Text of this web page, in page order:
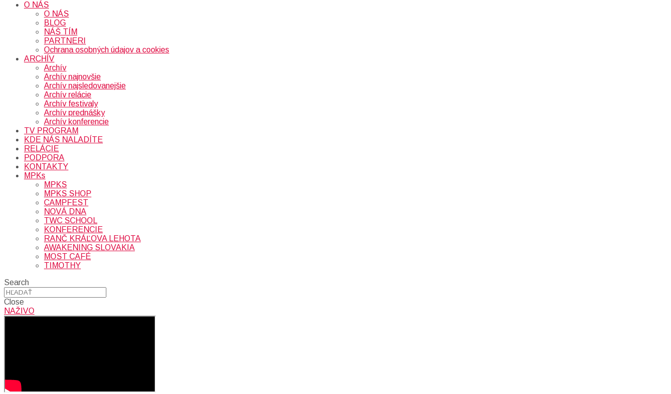
O NÁS
O NÁS
BLOG
NÁŠ TÍM
PARTNERI
Ochrana osobných údajov a cookies
ARCHÍV
Archív
Archív najnovšie
Archív najsledovanejšie
Archív relácie
Archív festivaly
Archív prednášky
Archív konferencie
TV PROGRAM
KDE NÁS NALADÍTE
RELÁCIE
PODPORA
KONTAKTY
MPKs
MPKS
MPKS SHOP
CAMPFEST
NOVÁ DNA
TWC SCHOOL
KONFERENCIE
RANČ KRÁĽOVA LEHOTA
AWAKENING SLOVAKIA
MOST CAFÉ
TIMOTHY
Search
Close
NAŽIVO